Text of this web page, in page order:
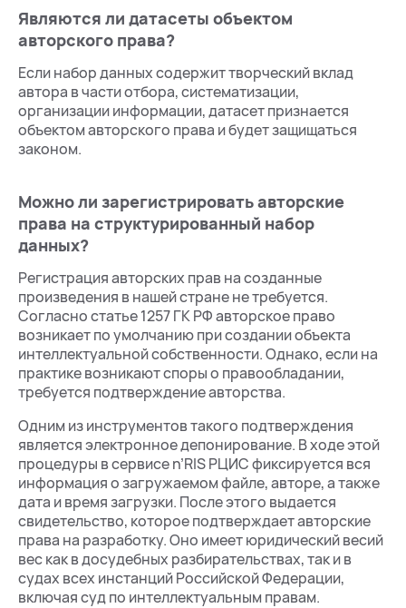
Являются ли датасеты объектом
авторского права?
Если набор данных содержит творческий вклад
автора в части отбора, систематизации,
организации информации, датасет признается
объектом авторского права и будет защищаться
законом.
Можно ли зарегистрировать авторские
права на структурированный набор
данных?
Регистрация авторских прав на созданные
произведения в нашей стране не требуется.
Согласно статье 1257 ГК РФ авторское право
возникает по умолчанию при создании объекта
интеллектуальной собственности. Однако, если на
практике возникают споры о правообладании,
требуется подтверждение авторства.
Одним из инструментов такого подтверждения
является электронное депонирование. В ходе этой
процедуры в сервисе n’RIS РЦИС фиксируется вся
информация о загружаемом файле, авторе, а также
дата и время загрузки. После этого выдается
свидетельство, которое подтверждает авторские
права на разработку. Оно имеет юридический весий
вес как в досудебных разбирательствах, так и в
судах всех инстанций Российской Федерации,
включая суд по интеллектуальным правам.